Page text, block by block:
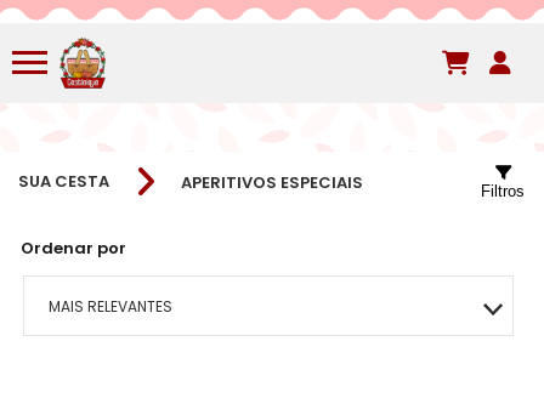
SUA CESTA APERITIVOS ESPECIAIS
Ordenar por
MAIS RELEVANTES
Filtros